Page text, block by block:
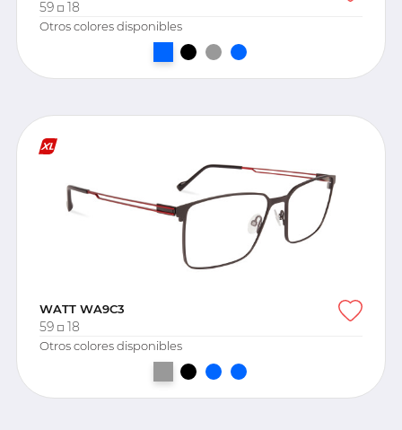
59 18
Otros colores disponibles
WATT WA9C3
59 18
Otros colores disponibles